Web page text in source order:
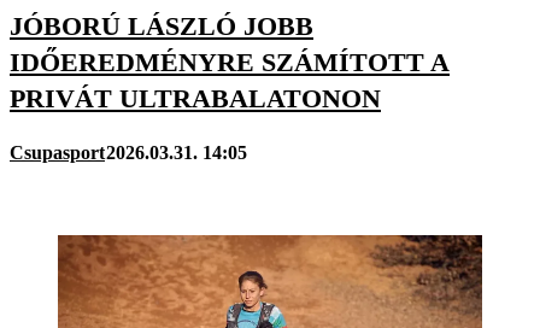
JÓBORÚ LÁSZLÓ JOBB
IDŐEREDMÉNYRE SZÁMÍTOTT A
PRIVÁT ULTRABALATONON
Csupasport2026.03.31. 14:05